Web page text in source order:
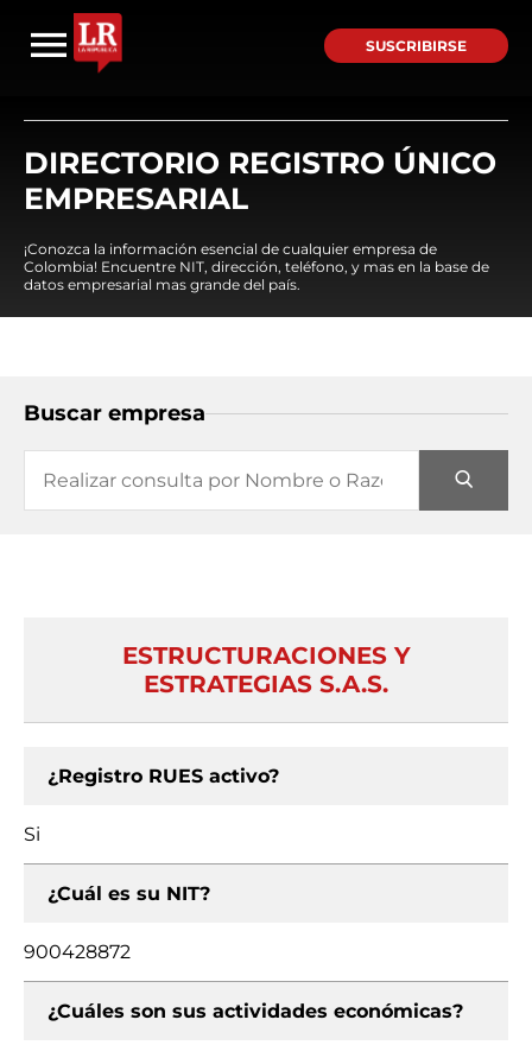
SUSCRIBIRSE
DIRECTORIO REGISTRO ÚNICO
EMPRESARIAL
¡Conozca la información esencial de cualquier empresa de
Colombia! Encuentre NIT, dirección, teléfono, y mas en la base de
datos empresarial mas grande del país.
Buscar empresa
ESTRUCTURACIONES Y
ESTRATEGIAS S.A.S.
¿Registro RUES activo?
Si
¿Cuál es su NIT?
900428872
¿Cuáles son sus actividades económicas?